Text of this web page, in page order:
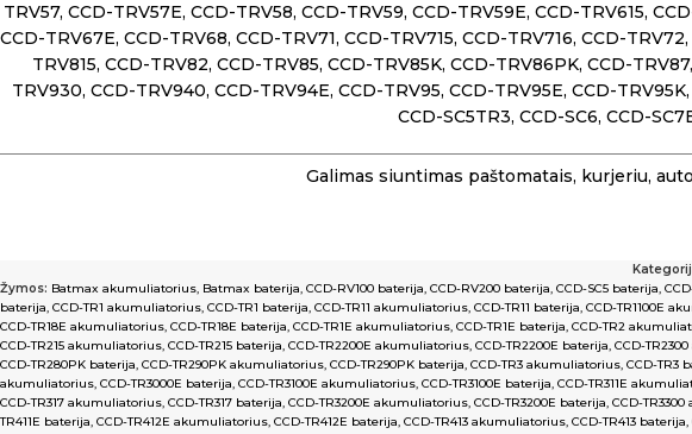
TRV57, CCD-TRV57E, CCD-TRV58, CCD-TRV59, CCD-TRV59E, CCD-TRV615,
CCD-TRV67E, CCD-TRV68, CCD-TRV71, CCD-TRV715, CCD-TRV716, CCD-
TRV815, CCD-TRV82, CCD-TRV85, CCD-TRV85K, CCD-TRV86PK, CCD-
TRV930, CCD-TRV940, CCD-TRV94E, CCD-TRV95, CCD-TRV95E, CCD-
CCD-SC5TR3, CCD-SC6, CCD-
Galimas siuntimas paštomatais, kurjeriu,
Žymos: Batmax akumuliatorius, Batmax baterija, CCD-RV100 baterija, CCD-RV200 baterija, CCD-SC5 baterija,
baterija, CCD-TR1 akumuliatorius, CCD-TR1 baterija, CCD-TR11 akumuliatorius, CCD-TR11 baterija, CCD-TR1100E
CCD-TR18E akumuliatorius, CCD-TR18E baterija, CCD-TR1E akumuliatorius, CCD-TR1E baterija, CCD-TR2
CCD-TR215 akumuliatorius, CCD-TR215 baterija, CCD-TR2200E akumuliatorius, CCD-TR2200E baterija, CCD-
CCD-TR280PK baterija, CCD-TR290PK akumuliatorius, CCD-TR290PK baterija, CCD-TR3 akumuliatorius, CCD-TR3
akumuliatorius, CCD-TR3000E baterija, CCD-TR3100E akumuliatorius, CCD-TR3100E baterija, CCD-TR311E
CCD-TR317 akumuliatorius, CCD-TR317 baterija, CCD-TR3200E akumuliatorius, CCD-TR3200E baterija, CCD-
TR411E baterija, CCD-TR412E akumuliatorius, CCD-TR412E baterija, CCD-TR413 akumuliatorius, CCD-TR413 baterija,